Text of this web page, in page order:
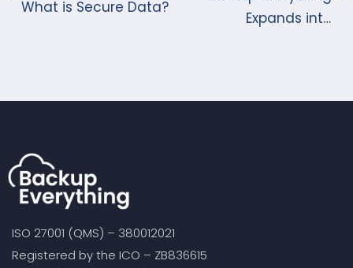
What is Secure Data?
Expands into
ISO 27001 (QMS) – 380012021
Registered by the ICO – ZB836615